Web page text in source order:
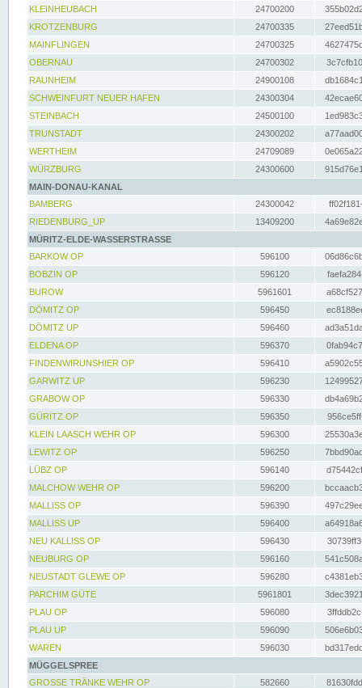
KLEINHEUBACH 24700200
KROTZENBURG
24700335
MAINFLINGEN
24700325
OBERNAU
24700302
RAUNHEIM
24900108
SCHWEINFURT NEUER HAFEN
24300304
STEINBACH
24500100
TRUNSTADT
24300202
WERTHEIM
24709089
WÜRZBURG
24300600
MAIN-DONAU-KANAL
BAMBERG
24300042
RIEDENBURG_UP
13409200
MÜRITZ-ELDE-WASSERSTRASSE
BARKOW OP
596100
BOBZIN OP
596120
BUROW
5961601
DÖMITZ OP
596450
DÖMITZ UP
596460
ELDENA OP
596370
FINDENWIRUNSHIER OP
596410
GARWITZ UP
596230
GRABOW OP
596330
GÜRITZ OP
596350
KLEIN LAASCH WEHR OP
596300
LEWITZ OP
596250
LÜBZ OP
596140
MALCHOW WEHR OP
596200
MALLISS OP
596390
MALLISS UP
596400
NEU KALLISS OP
596430
NEUBURG OP
596160
NEUSTADT GLEWE OP
596280
PARCHIM GÜTE
5961801
PLAU OP
596080
PLAU UP
596090
WAREN
596030
MÜGGELSPREE
GROSSE TRÄNKE WEHR OP
582660